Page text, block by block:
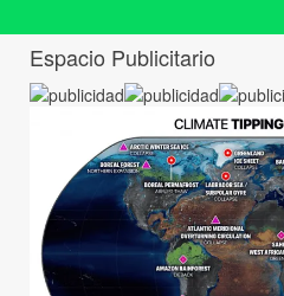
Espacio Publicitario